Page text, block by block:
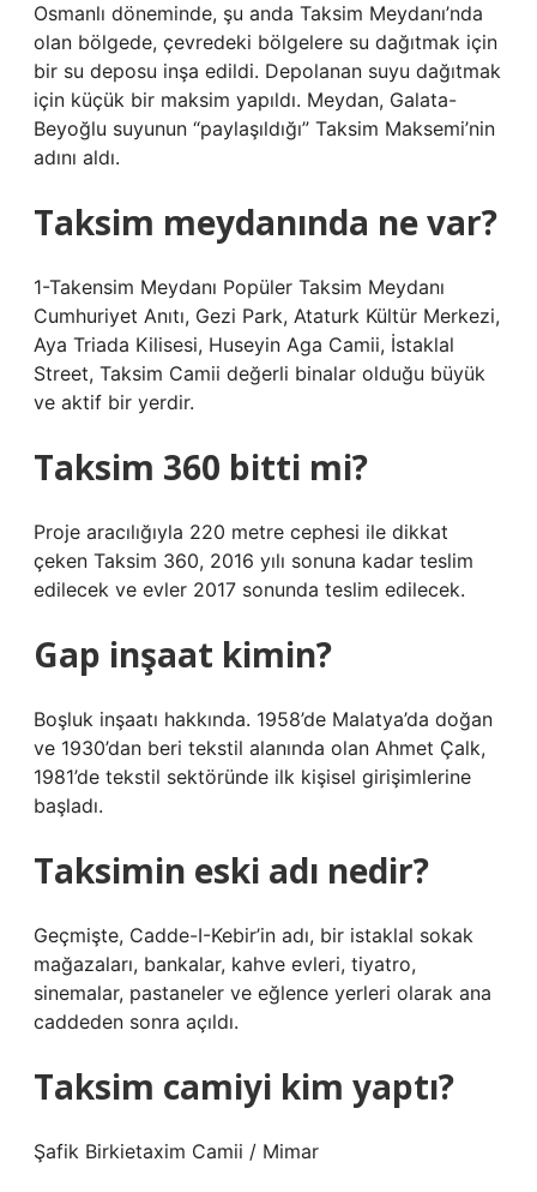
Osmanlı döneminde, şu anda Taksim Meydanı’nda
olan bölgede, çevredeki bölgelere su dağıtmak için
bir su deposu inşa edildi. Depolanan suyu dağıtmak
için küçük bir maksim yapıldı. Meydan, Galata-
Beyoğlu suyunun “paylaşıldığı” Taksim Maksemi’nin
adını aldı.
Taksim meydanında ne var?
1-Takensim Meydanı Popüler Taksim Meydanı
Cumhuriyet Anıtı, Gezi Park, Ataturk Kültür Merkezi,
Aya Triada Kilisesi, Huseyin Aga Camii, İstaklal
Street, Taksim Camii değerli binalar olduğu büyük
ve aktif bir yerdir.
Taksim 360 bitti mi?
Proje aracılığıyla 220 metre cephesi ile dikkat
çeken Taksim 360, 2016 yılı sonuna kadar teslim
edilecek ve evler 2017 sonunda teslim edilecek.
Gap inşaat kimin?
Boşluk inşaatı hakkında. 1958’de Malatya’da doğan
ve 1930’dan beri tekstil alanında olan Ahmet Çalk,
1981’de tekstil sektöründe ilk kişisel girişimlerine
başladı.
Taksimin eski adı nedir?
Geçmişte, Cadde-I-Kebir’in adı, bir istaklal sokak
mağazaları, bankalar, kahve evleri, tiyatro,
sinemalar, pastaneler ve eğlence yerleri olarak ana
caddeden sonra açıldı.
Taksim camiyi kim yaptı?
Şafik Birkietaxim Camii / Mimar